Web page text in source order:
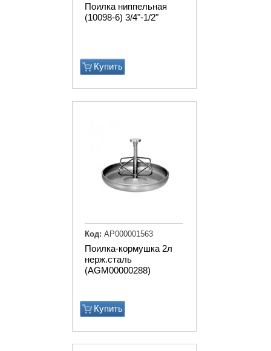
Поилка ниппельная
(10098-6) 3/4"-1/2"
Купить
Поилка-кормушка 2л
нерж.сталь
(AGM00000288)
Купить
Код: АР000001563